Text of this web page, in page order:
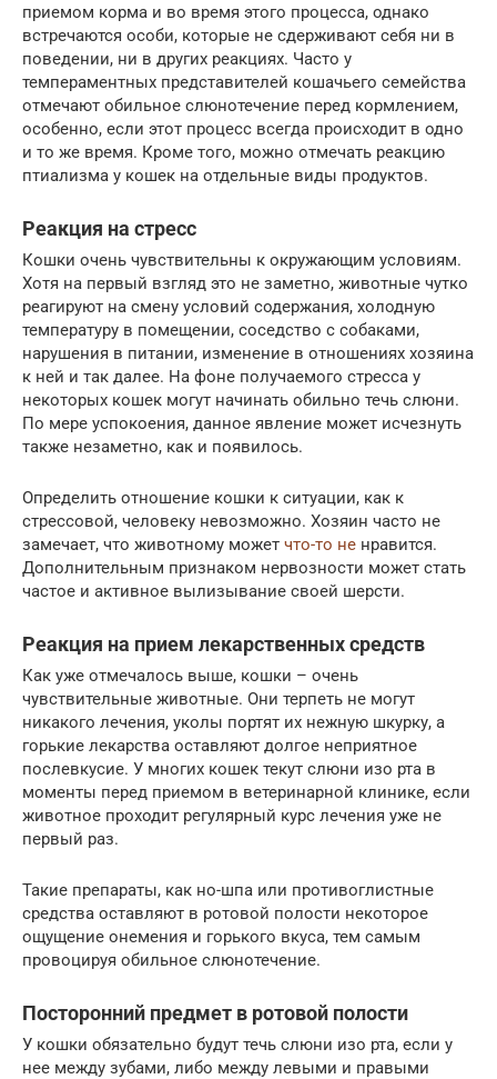
приемом корма и во время этого процесса, однако
встречаются особи, которые не сдерживают себя ни в
поведении, ни в других реакциях. Часто у
темпераментных представителей кошачьего семейства
отмечают обильное слюнотечение перед кормлением,
особенно, если этот процесс всегда происходит в одно
и то же время. Кроме того, можно отмечать реакцию
птиализма у кошек на отдельные виды продуктов.
Реакция на стресс
Кошки очень чувствительны к окружающим условиям.
Хотя на первый взгляд это не заметно, животные чутко
реагируют на смену условий содержания, холодную
температуру в помещении, соседство с собаками,
нарушения в питании, изменение в отношениях хозяина
к ней и так далее. На фоне получаемого стресса у
некоторых кошек могут начинать обильно течь слюни.
По мере успокоения, данное явление может исчезнуть
также незаметно, как и появилось.
Определить отношение кошки к ситуации, как к
стрессовой, человеку невозможно. Хозяин часто не
замечает, что животному может что-то не нравится.
Дополнительным признаком нервозности может стать
частое и активное вылизывание своей шерсти.
Реакция на прием лекарственных средств
Как уже отмечалось выше, кошки – очень
чувствительные животные. Они терпеть не могут
никакого лечения, уколы портят их нежную шкурку, а
горькие лекарства оставляют долгое неприятное
послевкусие. У многих кошек текут слюни изо рта в
моменты перед приемом в ветеринарной клинике, если
животное проходит регулярный курс лечения уже не
первый раз.
Такие препараты, как но-шпа или противоглистные
средства оставляют в ротовой полости некоторое
ощущение онемения и горького вкуса, тем самым
провоцируя обильное слюнотечение.
Посторонний предмет в ротовой полости
У кошки обязательно будут течь слюни изо рта, если у
нее между зубами, либо между левыми и правыми